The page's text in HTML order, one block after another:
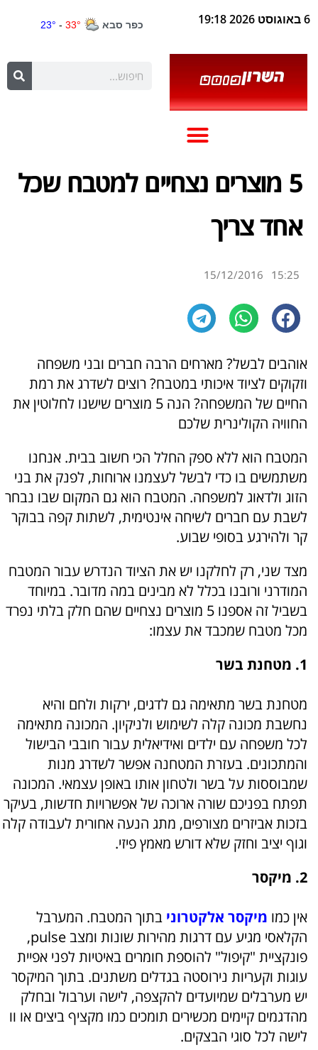
6 באוגוסט 2026 19:18
5 מוצרים נצחיים למטבח שכל
אחד צריך
15:25
15/12/2016
אוהבים לבשל? מארחים הרבה חברים ובני משפחה
וזקוקים לציוד איכותי במטבח? רוצים לשדרג את רמת
החיים של המשפחה? הנה 5 מוצרים שישנו לחלוטין את
החוויה הקולינרית שלכם
המטבח הוא ללא ספק החלל הכי חשוב בבית. אנחנו
משתמשים בו כדי לבשל לעצמנו ארוחות, לפנק את בני
הזוג ולדאוג למשפחה. המטבח הוא גם המקום שבו נבחר
לשבת עם חברים לשיחה אינטימית, לשתות קפה בבוקר
קר ולהירגע בסופי שבוע.
מצד שני, רק לחלקנו יש את הציוד הנדרש עבור המטבח
המודרני ורובנו בכלל לא מבינים במה מדובר. במיוחד
בשביל זה אספנו 5 מוצרים נצחיים שהם חלק בלתי נפרד
מכל מטבח שמכבד את עצמו:
1. מטחנת בשר
מטחנת בשר מתאימה גם לדגים, ירקות ולחם והיא
נחשבת מכונה קלה לשימוש ולניקיון. המכונה מתאימה
לכל משפחה עם ילדים ואידיאלית עבור חובבי הבישול
והמתכונים. בעזרת המטחנה אפשר לשדרג מנות
שמבוססות על בשר ולטחון אותו באופן עצמאי. המכונה
תפתח בפניכם שורה ארוכה של אפשרויות חדשות, בעיקר
בזכות אביזרים מצורפים, מתג הנעה אחורית לעבודה קלה
וגוף יציב וחזק שלא דורש מאמץ פיזי.
2. מיקסר
אין כמו מיקסר אלקטרוני בתוך המטבח. המערבל
הקלאסי מגיע עם דרגות מהירות שונות ומצב pulse,
פונקציית "קיפול" להוספת חומרים באיטיות לפני אפיית
עוגות וקעריות נירוסטה בגדלים משתנים. בתוך המיקסר
יש מערבלים שמיועדים להקצפה, לישה וערבול ובחלק
מהדגמים קיימים מכשירים תומכים כמו מקציף ביצים או וו
לישה לכל סוגי הבצקים.